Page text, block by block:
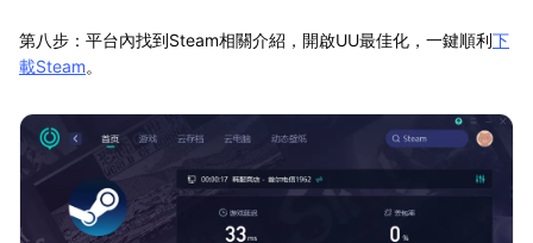
第八步：平台內找到Steam相關介紹，開啟UU最佳化，一鍵順利下
載Steam。